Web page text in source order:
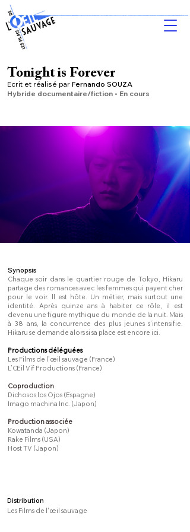
Tonight is Forever
Ecrit et réalisé par Fernando SOUZA
Hybride documentaire/fiction • En cours
Synopsis
Chaque soir dans le quartier rouge de Tokyo, Hikaru
partage des romances avec les femmes qui payent cher
pour le voir. ll est hôte. Un métier, mais surtout une
identité. Après quinze ans à habiter ce rôle, il est
devenu une figure mythique du monde de la nuit. Mais
à 38 ans, la concurrence des plus jeunes s’intensifie.
Hikaru se demande alors si sa place est encore ici.
Productions déléguées
Les Films de l’œil sauvage (France)
L’Œil Vif Productions (France)
Coproduction
Dichosos los Ojos (Espagne)
Imago machina Inc. (Japon)
Production associée
Kowatanda (Japon)
Rake Films (USA)
Host TV (Japon)
Distribution
Les Films de l'œil sauvage